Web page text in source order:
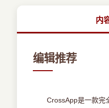
内
编辑推荐
CrossApp是一款完